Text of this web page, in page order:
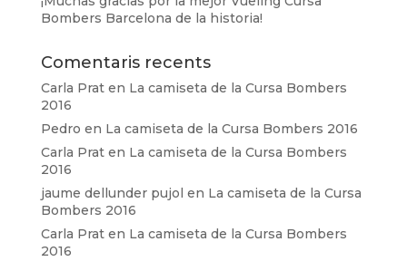
Bombers Barcelona de la historia!
Comentaris recents
Carla Praten La camiseta de la Cursa Bombers
2016
Pedro en La camiseta de la Cursa Bombers 2016
Carla Praten La camiseta de la Cursa Bombers
2016
jaume dellunder pujol en La camiseta de la Cursa
Bombers 2016
Carla Praten La camiseta de la Cursa Bombers
2016